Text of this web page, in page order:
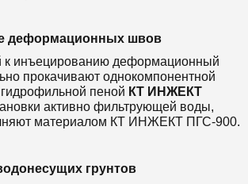
деформационных швов
к инъецированию деформационный
прокачивают однокомпонентной
пеной КТ ИНЖЕКТ
активно фильтрующей воды,
материалом КТ ИНЖЕКТ ПГС-900.
грунтов